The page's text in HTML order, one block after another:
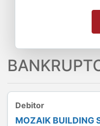
Debitor
MOZAIK BUILDING